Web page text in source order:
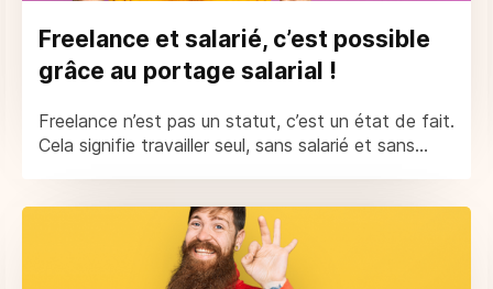
Freelance et salarié, c’est possible
grâce au portage salarial !
Freelance n’est pas un statut, c’est un état de fait.
Cela signifie travailler seul, sans salarié et sans...